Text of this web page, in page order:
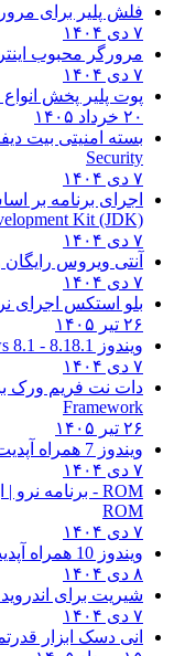
فلش پلیر برای
مرورگر محبوب اینترنت
پوت پلیر پخش انواع
بسته امنیتی بیت دیفندر
Security
اجرای برنامه بر اساس
Development Kit (JDK)
آنتی ویروس رایگان و
بلو استکس اجرای نرم
ویندوز 8.18.1 - Microsoft Windows 8.1
دات نت فریم ورک برای
Framework
ویندوز 7 همراه آپدیت 7 SP1
ROM - برنامه نرو | ابزار رایت حرفه ای و
ویندوز 10 همراه آپدیت 10 22H2
شیریت برای اندروید و
انی دسک ابزار قدرتمند